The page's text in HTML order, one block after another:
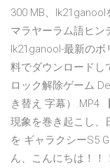
300 MB、lk21ganool
マラヤーラム語ヒン
lk21ganool-最新の
料でダウンロードし
ロック解除ゲーム
き替え 字幕）.MP4
現象を巻き起こし、
を ギャラクシーS5
ん、こんにちは！！